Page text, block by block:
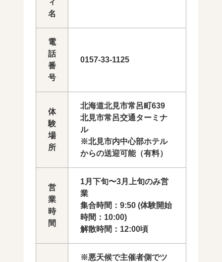
名
電
話
番
号
0157-33-1125
体
験
場
所
北海道北見市常呂町639
北見市常呂交通ターミナ
ル
※北見市内中心部ホテル
からの送迎可能（有料）
営
業
時
間
1月下旬〜3月上旬のみ営
業
集合時間：9:50 (体験開始
時間：10:00)
解散時間：12:00頃
※悪天候で主催者側でツ